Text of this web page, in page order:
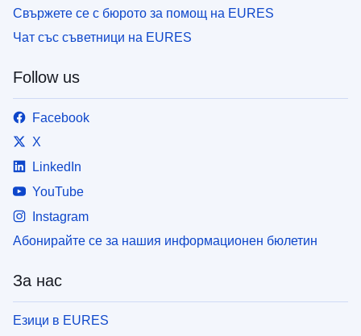
Свържете се с бюрото за помощ на EURES
Чат със съветници на EURES
Follow us
Facebook
X
LinkedIn
YouTube
Instagram
Абонирайте се за нашия информационен бюлетин
За нас
Езици в EURES